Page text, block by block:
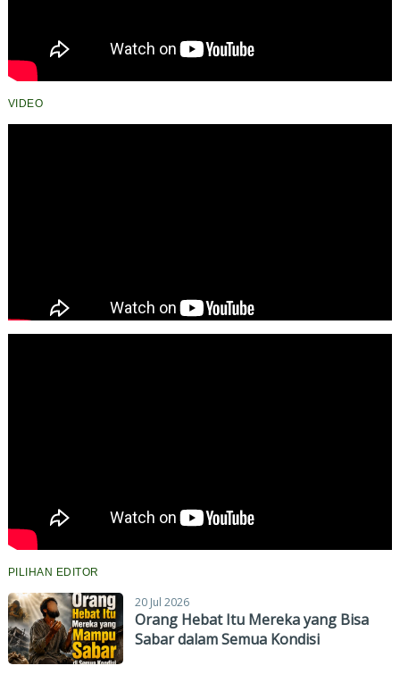
VIDEO
PILIHAN EDITOR
20 Jul 2026
Orang Hebat Itu Mereka yang Bisa
Sabar dalam Semua Kondisi